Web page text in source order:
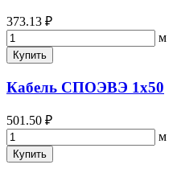
373.13 ₽
м
Купить
Кабель СПОЭВЭ 1х50
501.50 ₽
м
Купить